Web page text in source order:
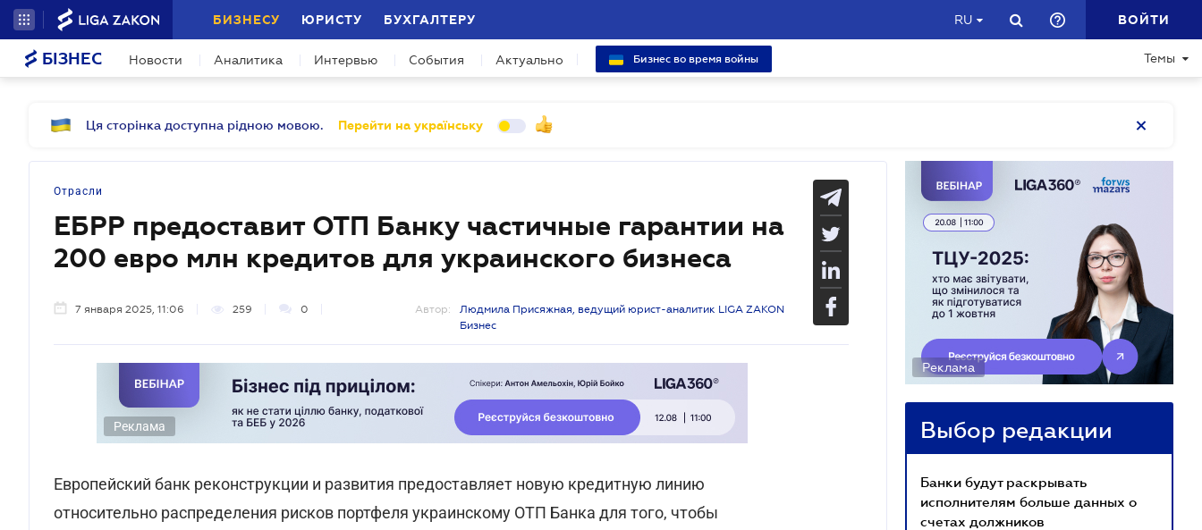
БИЗНЕСУ ЮРИСТУ БУХГАЛТЕРУ RU ВОЙТИ
БІЗНЕС Новости Аналитика Интервью События Актуально Бизнес во время войны Темы
Ця сторінка доступна рідною мовою. Перейти на українську
Отрасли
ЕБРР предоставит ОТП Банку частичные гарантии на
200 евро млн кредитов для украинского бизнеса
7 января 2025, 11:06 259 0 Автор:
Людмила Присяжная, ведущий юрист-аналитик LIGA ZAKON
Бизнес
Реклама
Европейский банк реконструкции и развития предоставляет новую кредитную линию
относительно распределения рисков портфеля украинскому ОТП Банка для того, чтобы
Реклама
Выбор редакции
Банки будут раскрывать
исполнителям больше данных о
счетах должников